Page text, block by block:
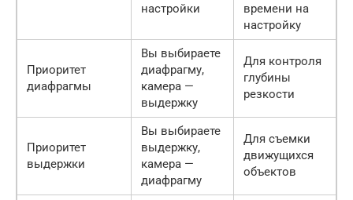
настройки
времени на
настройку
Приоритет
диафрагмы
Вы выбираете
диафрагму,
камера —
выдержку
Для контроля
глубины
резкости
Приоритет
выдержки
Вы выбираете
выдержку,
камера —
диафрагму
Для съемки
движущихся
объектов